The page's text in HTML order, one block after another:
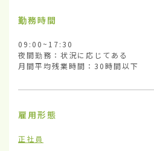
勤務時間
09:00~17:30
夜間勤務：状況に応じてある
月間平均残業時間：30時間以下
雇用形態
正社員